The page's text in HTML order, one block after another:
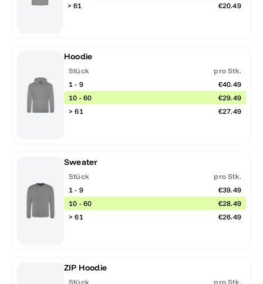
> 61
€20.49
Hoodie
Stück
pro Stk.
1 - 9
€40.49
10 - 60
€29.49
> 61
€27.49
Sweater
Stück
pro Stk.
1 - 9
€39.49
10 - 60
€28.49
> 61
€26.49
ZIP Hoodie
Stück pro Stk.